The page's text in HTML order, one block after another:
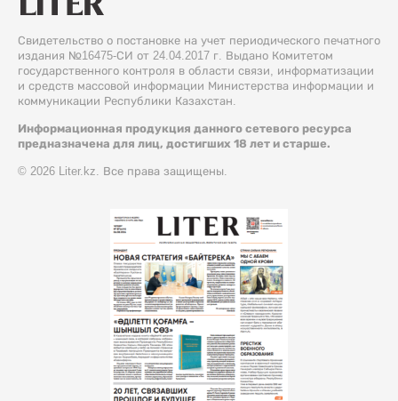
Свидетельство о постановке на учет периодического печатного
издания №16475-СИ от 24.04.2017 г. Выдано Комитетом
государственного контроля в области связи, информатизации
и средств массовой информации Министерства информации и
коммуникации Республики Казахстан.
Информационная продукция данного сетевого ресурса
предназначена для лиц, достигших 18 лет и старше.
© 2026 Liter.kz. Все права защищены.